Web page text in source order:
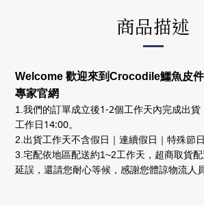
商品描述
Welcome 歡迎來到Crocodile鱷魚皮
專家官網
1.我們的訂單成立後1-2個工作天內完成出貨
工作日14:00。
2.出貨工作天不含假日｜連續假日｜特殊節
3.宅配依地區配送約1~2工作天，超商取貨
延誤，還請您耐心等候，感謝您體諒物流人